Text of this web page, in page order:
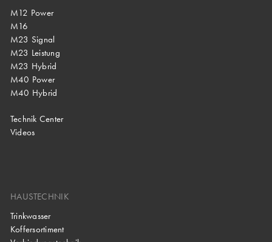
M12 Power
M16
M23 Signal
M23 Leistung
M23 Hybrid
M40 Power
M40 Hybrid
Technik Center
Videos
HAUSTECHNIK
Trinkwasser
Koffersortiment